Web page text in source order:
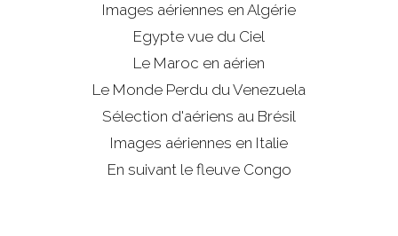
Images aériennes en Algérie
Egypte vue du Ciel
Le Maroc en aérien
Le Monde Perdu du Venezuela
Sélection d'aériens au Brésil
Images aériennes en Italie
En suivant le fleuve Congo